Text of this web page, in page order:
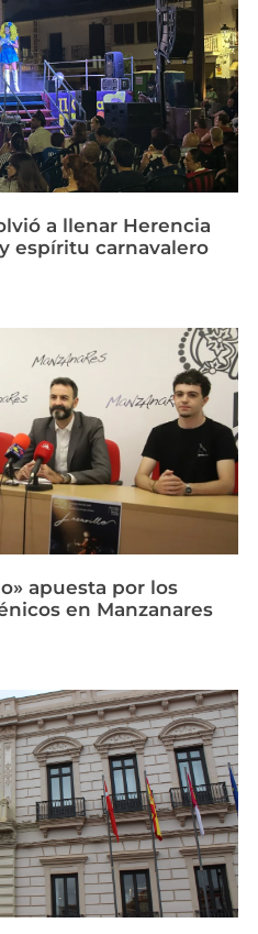
a llenar Herencia
espíritu carnavalero
apuesta por los
en Manzanares